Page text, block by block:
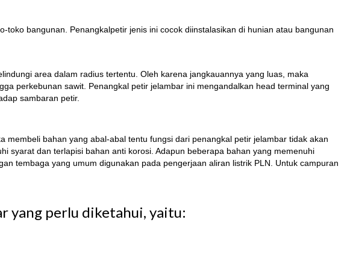
bangunan. Penangkalpetir jenis ini cocok diinstalasikan di hunian atau bangunan
area dalam radius tertentu. Oleh karena jangkauannya yang luas, maka
perkebunan sawit. Penangkal petir jelambar ini mengandalkan head terminal yang
sambaran petir.
bahan yang abal-abal tentu fungsi dari penangkal petir jelambar tidak akan
syarat dan terlapisi bahan anti korosi. Adapun beberapa bahan yang memenuhi
tembaga yang umum digunakan pada pengerjaan aliran listrik PLN. Untuk campuran
yang perlu diketahui, yaitu: